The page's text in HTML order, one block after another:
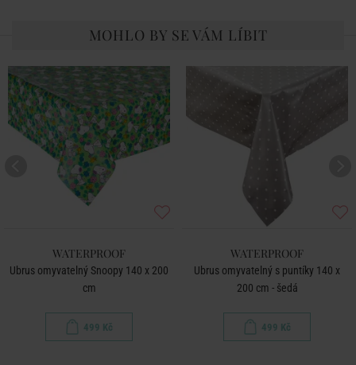
MOHLO BY SE VÁM LÍBIT
WATERPROOF
Ubrus omyvatelný Snoopy 140 x 200
cm
499 Kč
WATERPROOF
Ubrus omyvatelný s puntíky 140 x
200 cm - šedá
499 Kč